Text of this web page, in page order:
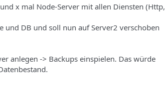
x mal Node-Server mit allen Diensten (Http,
und DB und soll nun auf Server2 verschoben
anlegen -> Backups einspielen. Das würde